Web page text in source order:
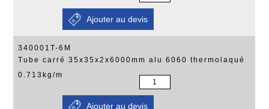
340001T-6M
Tube carré 35x35x2x6000mm alu 6060 thermolaqué
0.713kg/m